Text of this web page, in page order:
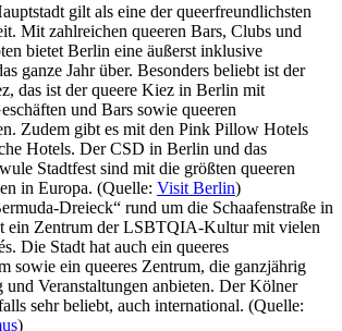
gilt als eine der queerfreundlichsten
Mit zahlreichen queeren Bars, Clubs und
bietet Berlin eine äußerst inklusive
ganze Jahr über. Besonders beliebt ist der
das ist der queere Kiez in Berlin mit
und Bars sowie queeren
Zudem gibt es mit den Pink Pillow Hotels
Hotels. Der CSD in Berlin und das
Stadtfest sind mit die größten queeren
in Europa. (Quelle: Visit Berlin)
Dreieck“ rund um die Schaafenstraße in
ein Zentrum der LSBTQIA-Kultur mit vielen
Die Stadt hat auch ein queeres
sowie ein queeres Zentrum, die ganzjährig
und Veranstaltungen anbieten. Der Kölner
sehr beliebt, auch international. (Quelle:
)